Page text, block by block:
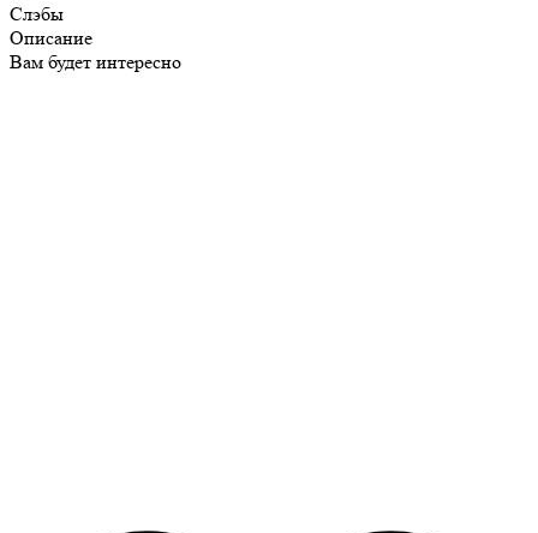
Слэбы
Описание
Вам будет интересно